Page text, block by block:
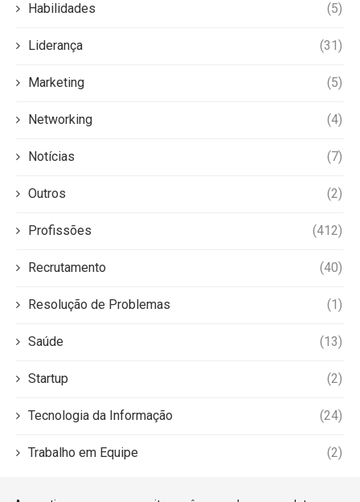
Habilidades (5)
Liderança (31)
Marketing (5)
Networking (4)
Notícias (7)
Outros (2)
Profissões (412)
Recrutamento (40)
Resolução de Problemas (1)
Saúde (13)
Startup (2)
Tecnologia da Informação (24)
Trabalho em Equipe (2)